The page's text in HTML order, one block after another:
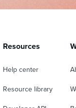
Resources
Help center
Resource library